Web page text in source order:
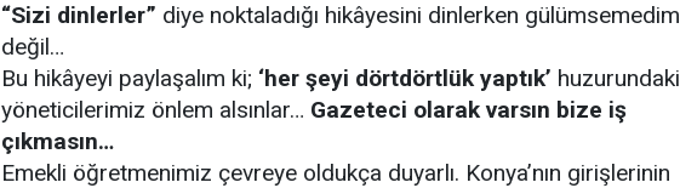
“Sizi dinlerler” diye noktaladığı hikâyesini dinlerken gülümsemedim
değil…
Bu hikâyeyi paylaşalım ki; ‘her şeyi dörtdörtlük yaptık’ huzurundaki
yöneticilerimiz önlem alsınlar… Gazeteci olarak varsın bize iş
çıkmasın…
Emekli öğretmenimiz çevreye oldukça duyarlı. Konya’nın girişlerinin